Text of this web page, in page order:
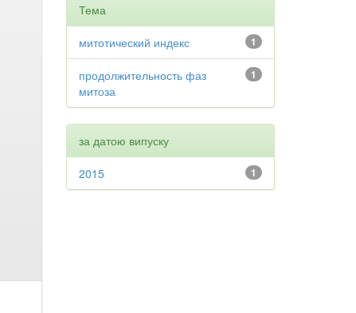
Тема
1
митотический индекс
1
продолжительность фаз
митоза
за датою випуску
1
2015